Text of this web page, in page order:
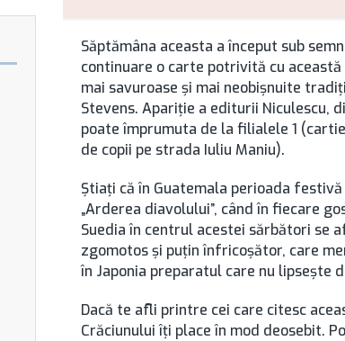
Săptămâna aceasta a început sub
continuare o carte potrivită cu
mai savuroase şi mai neobişnuite
Stevens. Apariţie a editurii Niculescu,
poate împrumuta de la filialele 1
de copii pe strada Iuliu Maniu).
Știaţi că în Guatemala perioada
„Arderea diavolului”, când în fiecare
Suedia în centrul acestei sărbători se
zgomotos și puțin înfricoșător, care
în Japonia preparatul care nu lipsește
Dacă te afli printre cei care citesc
Crăciunului îți place în mod deosebit.